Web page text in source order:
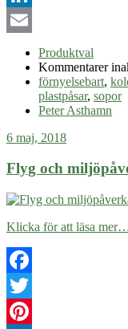
LinkedIn
Produktval
Kommentarer
förnyelsebart,
plastpåsar, sopor
Peter Asthamn
6 maj, 2018
Flyg och
Klicka för att läsa
Facebook
Twitter